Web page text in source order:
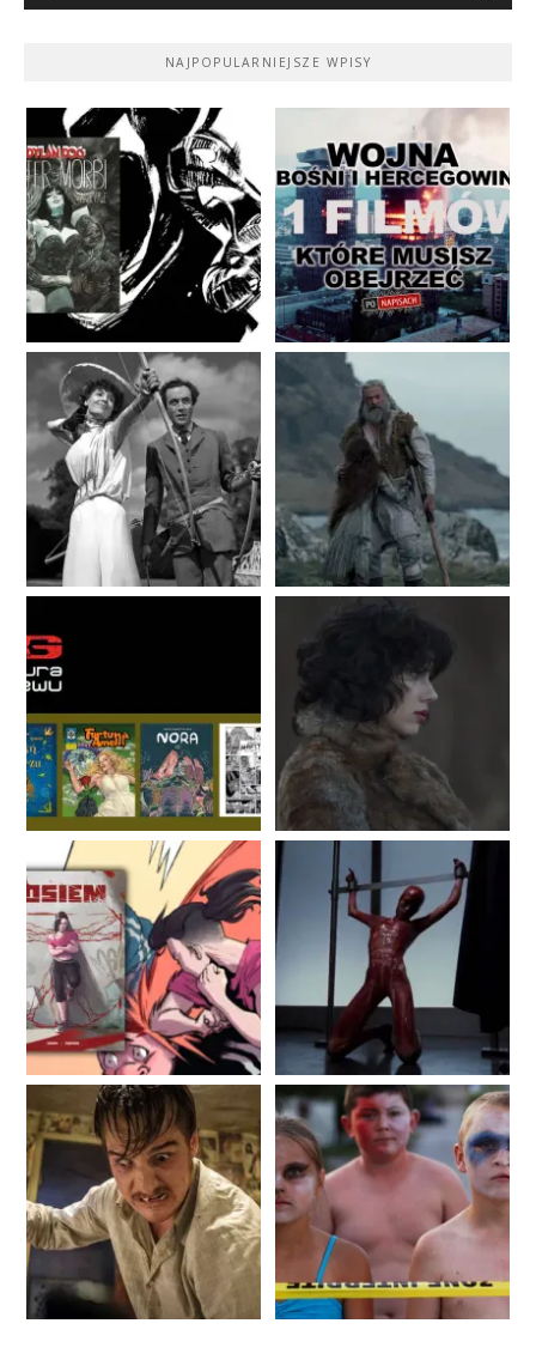
NAJPOPULARNIEJSZE WPISY